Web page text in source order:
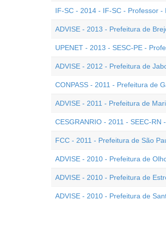
IF-SC - 2014 - IF-SC - Professor -
ADVISE - 2013 - Prefeitura de
UPENET - 2013 - SESC-PE -
ADVISE - 2012 - Prefeitura de
CONPASS - 2011 - Prefeitura de
ADVISE - 2011 - Prefeitura de
CESGRANRIO - 2011 - SEEC-RN
FCC - 2011 - Prefeitura de São
ADVISE - 2010 - Prefeitura de
ADVISE - 2010 - Prefeitura de
ADVISE - 2010 - Prefeitura de